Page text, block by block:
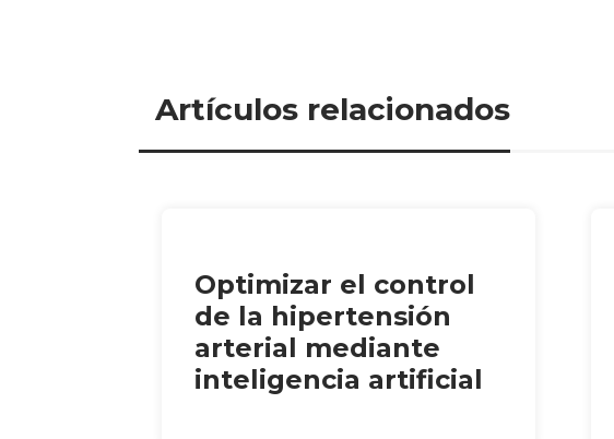
Artículos relacionados
Optimizar el control
de la hipertensión
arterial mediante
inteligencia artificial